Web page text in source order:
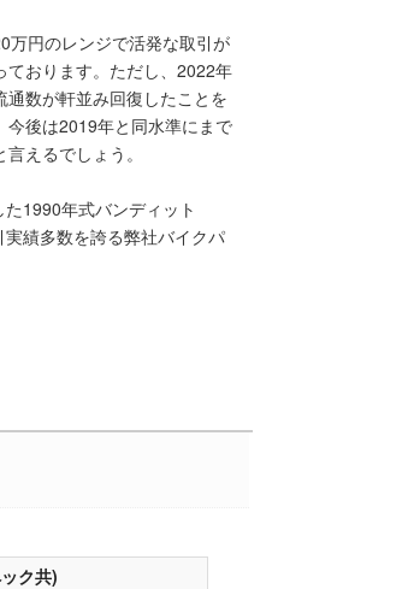
万円のレンジで活発な取引が
おります。ただし、2022年
数が軒並み回復したことを
後は2019年と同水準にまで
えるでしょう。
1990年式バンディット
績多数を誇る弊社バイクパ
ク共)